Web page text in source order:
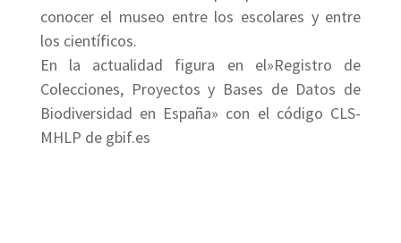
conocer el museo entre los escolares y entre
los científicos.
En la actualidad figura en el»Registro de
Colecciones, Proyectos y Bases de Datos de
Biodiversidad en España» con el código CLS-
MHLP de gbif.es